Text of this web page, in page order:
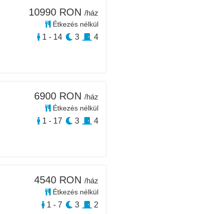
10990 RON /ház
Étkezés nélkül
1 - 14 3 4
6900 RON /ház
Étkezés nélkül
1 - 17 3 4
4540 RON /ház
Étkezés nélkül
1 - 7 3 2